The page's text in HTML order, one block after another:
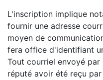
L'inscription implique
fournir une adresse
moyen de
fera office d'identifiant
Tout courriel envoyé
réputé avoir été reçu